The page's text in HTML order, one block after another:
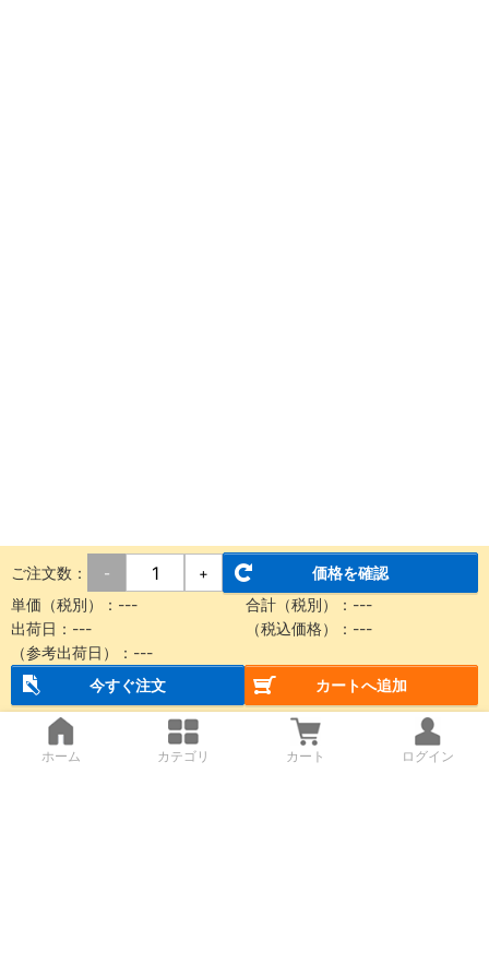
ご注文数： - +
価格を確認
単価（税別）： --- 合計（税別）： ---
出荷日： --- （税込価格）： ---
（参考出荷日）： ---
今すぐ注文
カートへ追加
ホーム カテゴリ カート ログイン